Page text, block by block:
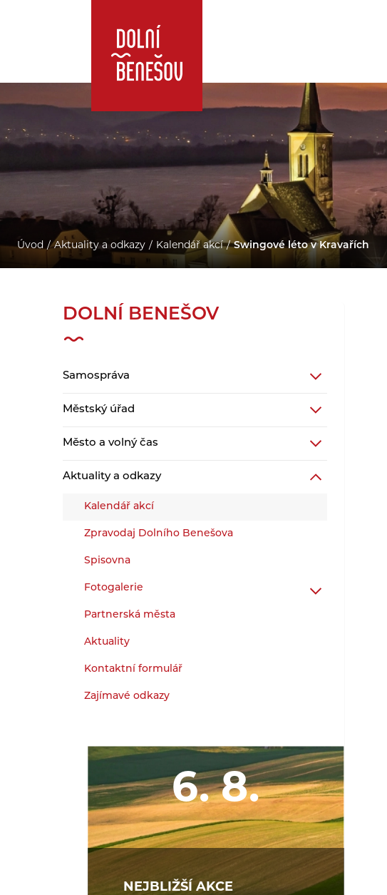
Úvod Aktuality a odkazy Kalendář akcí Swingové léto v Kravařích
DOLNÍ BENEŠOV
Samospráva
Městský úřad
Město a volný čas
Aktuality a odkazy
Kalendář akcí
Zpravodaj Dolního Benešova
Spisovna
Fotogalerie
Partnerská města
Aktuality
Kontaktní formulář
Zajímavé odkazy
6. 8.
NEJBLIŽŠÍ AKCE